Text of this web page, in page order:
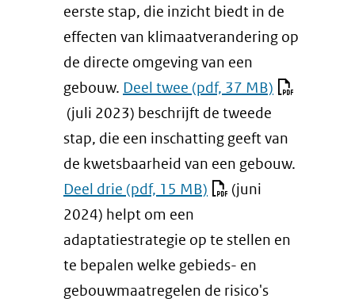
eerste stap, die inzicht biedt in de
effecten van klimaatverandering op
de directe omgeving van een
gebouw. Deel twee (pdf, 37 MB)
(juli 2023) beschrijft de tweede
stap, die een inschatting geeft van
de kwetsbaarheid van een gebouw.
Deel drie (pdf, 15 MB)
(juni
2024) helpt om een
adaptatiestrategie op te stellen en
te bepalen welke gebieds- en
gebouwmaatregelen de risico's